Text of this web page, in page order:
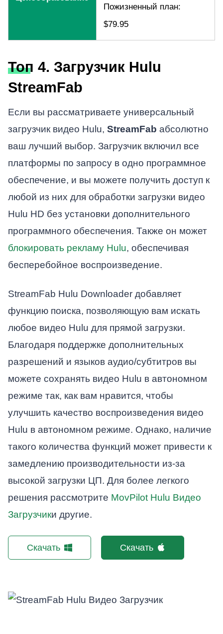
Пожизненный план:
$79.95
Топ 4. Загрузчик Hulu
StreamFab
Если вы рассматриваете универсальный
загрузчик видео Hulu, StreamFab абсолютно
ваш лучший выбор. Загрузчик включил все
платформы по запросу в одно программное
обеспечение, и вы можете получить доступ к
любой из них для обработки загрузки видео
Hulu HD без установки дополнительного
программного обеспечения. Также он может
блокировать рекламу Hulu, обеспечивая
бесперебойное воспроизведение.
StreamFab Hulu Downloader добавляет
функцию поиска, позволяющую вам искать
любое видео Hulu для прямой загрузки.
Благодаря поддержке дополнительных
разрешений и языков аудио/субтитров вы
можете сохранять видео Hulu в автономном
режиме так, как вам нравится, чтобы
улучшить качество воспроизведения видео
Hulu в автономном режиме. Однако, наличие
такого количества функций может привести к
замедлению производительности из-за
высокой загрузки ЦП. Для более легкого
решения рассмотрите MovPilot Hulu Видео
Загрузчики другие.
Скачать Скачать